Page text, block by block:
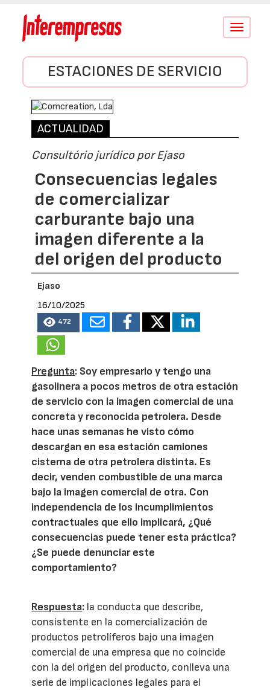
Conmutar
ESTACIONES DE SERVICIO
ACTUALIDAD
Consultório jurídico por Ejaso
Consecuencias legales
de comercializar
carburante bajo una
imagen diferente a la
del origen del producto
Ejaso
16/10/2025
472
Pregunta: Soy empresario y tengo una
gasolinera a pocos metros de otra estación
de servicio con la imagen comercial de una
concreta y reconocida petrolera. Desde
hace unas semanas he visto cómo
descargan en esa estación camiones
cisterna de otra petrolera distinta. Es
decir, venden combustible de una marca
bajo la imagen comercial de otra. Con
independencia de los incumplimientos
contractuales que ello implicará, ¿Qué
consecuencias puede tener esta práctica?
¿Se puede denunciar este
comportamiento?
Respuesta: la conducta que describe,
consistente en la comercialización de
productos petrolíferos bajo una imagen
comercial de una empresa que no coincide
con la del origen del producto, conlleva una
serie de implicaciones legales para el